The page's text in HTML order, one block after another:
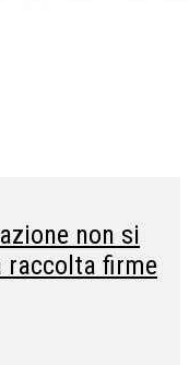
non si
raccolta firme